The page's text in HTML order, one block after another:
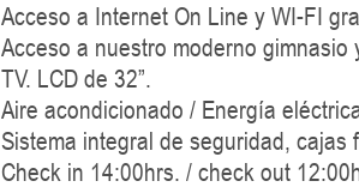
Acceso a Internet On Line y WI-FI
Acceso a nuestro moderno gimnasio
TV. LCD de 32”.
Aire acondicionado / Energía
Sistema integral de seguridad, cajas
Check in 14:00hrs. / check out